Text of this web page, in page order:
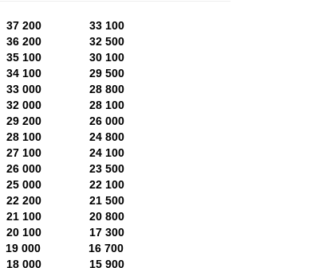
37 200
33 100
36 200
32 500
35 100
30 100
34 100
29 500
33 000
28 800
32 000
28 100
29 200
26 000
28 100
24 800
27 100
24 100
26 000
23 500
25 000
22 100
22 200
21 500
21 100
20 800
20 100
17 300
19 000
16 700
18 000
15 900